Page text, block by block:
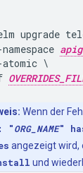
upgrade
namespace
atomic \
Wenn der
"ORG_NAME"
angezeigt wird,
und